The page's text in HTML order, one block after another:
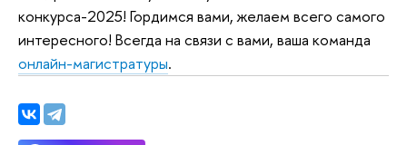
конкурса-2025! Гордимся вами, желаем всего самого
интересного! Всегда на связи с вами, ваша команда
онлайн-магистратуры.